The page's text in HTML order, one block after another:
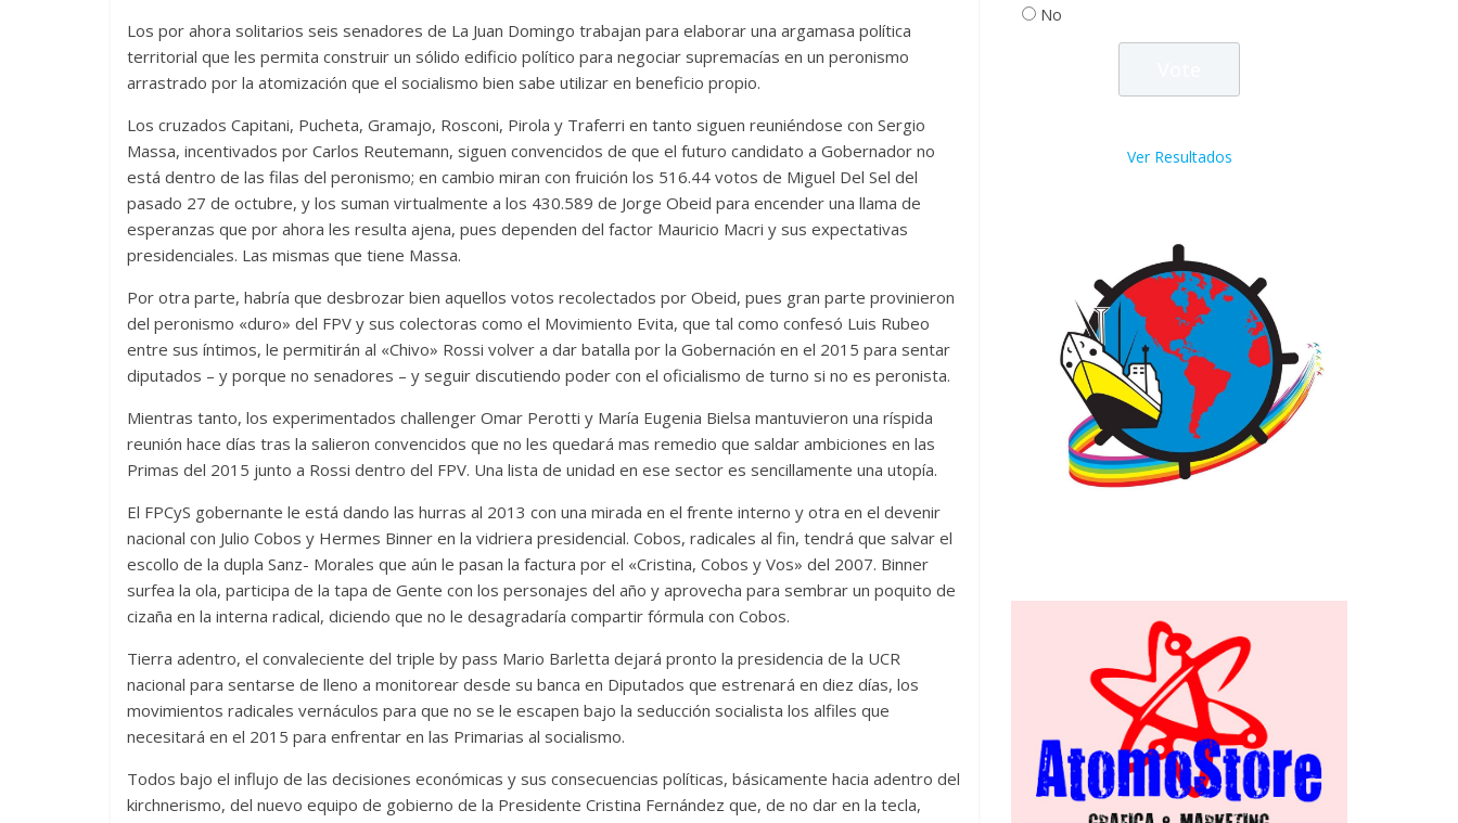
Los por ahora solitarios seis senadores de La Juan Domingo trabajan para elaborar una argamasa política
territorial que les permita construir un sólido edificio político para negociar supremacías en un peronismo
arrastrado por la atomización que el socialismo bien sabe utilizar en beneficio propio.
Los cruzados Capitani, Pucheta, Gramajo, Rosconi, Pirola y Traferri en tanto siguen reuniéndose con Sergio
Massa, incentivados por Carlos Reutemann, siguen convencidos de que el futuro candidato a Gobernador no
está dentro de las filas del peronismo; en cambio miran con fruición los 516.44 votos de Miguel Del Sel del
pasado 27 de octubre, y los suman virtualmente a los 430.589 de Jorge Obeid para encender una llama de
esperanzas que por ahora les resulta ajena, pues dependen del factor Mauricio Macri y sus expectativas
presidenciales. Las mismas que tiene Massa.
Por otra parte, habría que desbrozar bien aquellos votos recolectados por Obeid, pues gran parte provinieron
del peronismo «duro» del FPV y sus colectoras como el Movimiento Evita, que tal como confesó Luis Rubeo
entre sus íntimos, le permitirán al «Chivo» Rossi volver a dar batalla por la Gobernación en el 2015 para sentar
diputados – y porque no senadores – y seguir discutiendo poder con el oficialismo de turno si no es peronista.
Mientras tanto, los experimentados challenger Omar Perotti y María Eugenia Bielsa mantuvieron una ríspida
reunión hace días tras la salieron convencidos que no les quedará mas remedio que saldar ambiciones en las
Primas del 2015 junto a Rossi dentro del FPV. Una lista de unidad en ese sector es sencillamente una utopía.
El FPCyS gobernante le está dando las hurras al 2013 con una mirada en el frente interno y otra en el devenir
nacional con Julio Cobos y Hermes Binner en la vidriera presidencial. Cobos, radicales al fin, tendrá que salvar el
escollo de la dupla Sanz- Morales que aún le pasan la factura por el «Cristina, Cobos y Vos» del 2007. Binner
surfea la ola, participa de la tapa de Gente con los personajes del año y aprovecha para sembrar un poquito de
cizaña en la interna radical, diciendo que no le desagradaría compartir fórmula con Cobos.
Tierra adentro, el convaleciente del triple by pass Mario Barletta dejará pronto la presidencia de la UCR
nacional para sentarse de lleno a monitorear desde su banca en Diputados que estrenará en diez días, los
movimientos radicales vernáculos para que no se le escapen bajo la seducción socialista los alfiles que
necesitará en el 2015 para enfrentar en las Primarias al socialismo.
Todos bajo el influjo de las decisiones económicas y sus consecuencias políticas, básicamente hacia adentro del
kirchnerismo, del nuevo equipo de gobierno de la Presidente Cristina Fernández que, de no dar en la tecla,
No
Ver Resultados